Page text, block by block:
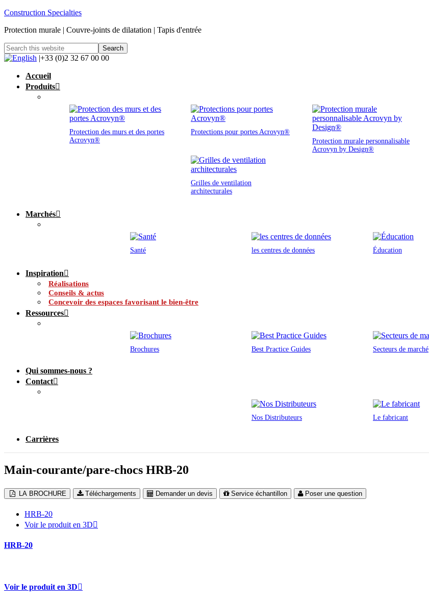
Construction Specialties
Protection murale | Couvre-joints de dilatation | Tapis d'entrée
|+33 (0)2 32 67 00 00
Accueil
Produits
Protection des murs et des portes
Acrovyn®
Protections pour portes Acrovyn®
Protection murale personnalisable
Acrovyn by Design®
Grilles de ventilation
architecturales
Marchés
Santé les centres de données Éducation
Inspiration
Réalisations
Conseils & actus
Concevoir des espaces favorisant le bien-être
Ressources
Brochures Best Practice Guides Secteurs de marché
Qui sommes-nous ?
Contact
Nos Distributeurs Le fabricant
Carrières
Main-courante/pare-chocs HRB-20
LA BROCHURE Téléchargements Demander un devis Service échantillon Poser une question
HRB-20
Voir le produit en 3D
HRB-20
Voir le produit en 3D